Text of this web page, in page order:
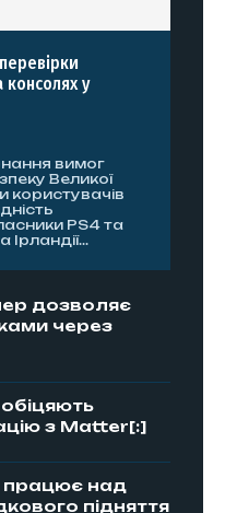
консолях у
вимог
Великої
користувачів
PS4 та
Ірландії...
дозволяє
через
з Matter[:]
працює над
підняття